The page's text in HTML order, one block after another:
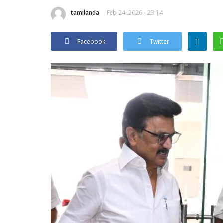
tamilanda Feb 24, 2026 - 23:14
Facebook Twitter